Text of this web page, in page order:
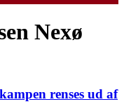
Nexø
renses ud af